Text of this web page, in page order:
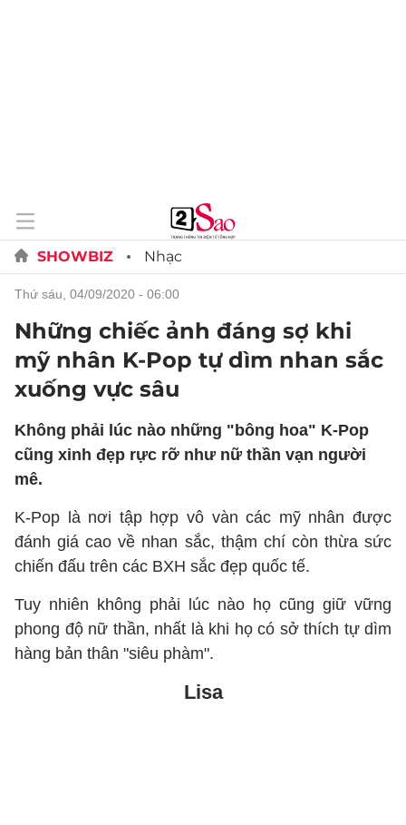
SHOWBIZ Nhạc
thứ sáu, 04/09/2020 - 06:00
Những chiếc ảnh đáng sợ khi
mỹ nhân K-Pop tự dìm nhan sắc
xuống vực sâu
Không phải lúc nào những "bông hoa" K-Pop
cũng xinh đẹp rực rỡ như nữ thần vạn người
mê.
K-Pop là nơi tập hợp vô vàn các mỹ nhân được
đánh giá cao về nhan sắc, thậm chí còn thừa sức
chiến đấu trên các BXH sắc đẹp quốc tế.
Tuy nhiên không phải lúc nào họ cũng giữ vững
phong độ nữ thần, nhất là khi họ có sở thích tự dìm
hàng bản thân "siêu phàm".
Lisa